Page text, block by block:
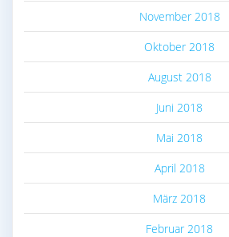
November 2018
Oktober 2018
August 2018
Juni 2018
Mai 2018
April 2018
März 2018
Februar 2018